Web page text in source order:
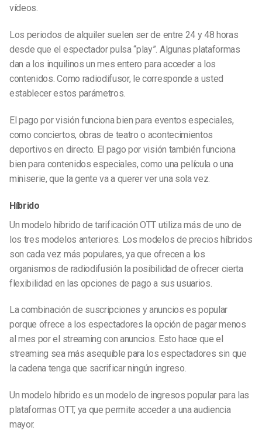
vídeos.
Los periodos de alquiler suelen ser de entre 24 y 48 horas
desde que el espectador pulsa “play”. Algunas plataformas
dan a los inquilinos un mes entero para acceder a los
contenidos. Como radiodifusor, le corresponde a usted
establecer estos parámetros.
El pago por visión funciona bien para eventos especiales,
como conciertos, obras de teatro o acontecimientos
deportivos en directo. El pago por visión también funciona
bien para contenidos especiales, como una película o una
miniserie, que la gente va a querer ver una sola vez.
Híbrido
Un modelo híbrido de tarificación OTT utiliza más de uno de
los tres modelos anteriores. Los modelos de precios híbridos
son cada vez más populares, ya que ofrecen a los
organismos de radiodifusión la posibilidad de ofrecer cierta
flexibilidad en las opciones de pago a sus usuarios.
La combinación de suscripciones y anuncios es popular
porque ofrece a los espectadores la opción de pagar menos
al mes por el streaming con anuncios. Esto hace que el
streaming sea más asequible para los espectadores sin que
la cadena tenga que sacrificar ningún ingreso.
Un modelo híbrido es un modelo de ingresos popular para las
plataformas OTT, ya que permite acceder a una audiencia
mayor.